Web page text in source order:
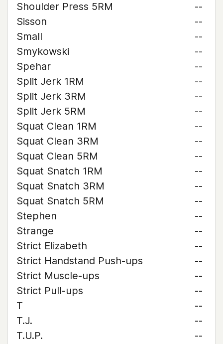
Shoulder Press 5RM
--
Sisson
--
Small
--
Smykowski
--
Spehar
--
Split Jerk 1RM
--
Split Jerk 3RM
--
Split Jerk 5RM
--
Squat Clean 1RM
--
Squat Clean 3RM
--
Squat Clean 5RM
--
Squat Snatch 1RM
--
Squat Snatch 3RM
--
Squat Snatch 5RM
--
Stephen
--
Strange
--
Strict Elizabeth
--
Strict Handstand Push-ups
--
Strict Muscle-ups
--
Strict Pull-ups
--
T
--
T.J.
--
T.U.P.
--